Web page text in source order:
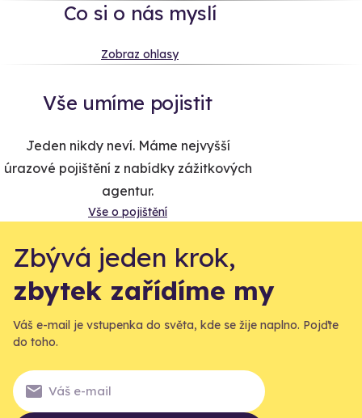
Co si o nás myslí
Zobraz ohlasy
Vše umíme pojistit
Jeden nikdy neví. Máme nejvyšší
úrazové pojištění z nabídky zážitkových
agentur.
Vše o pojištění
Zbývá jeden krok,
zbytek zařídíme my
Váš e-mail je vstupenka do světa, kde se žije naplno. Pojďte
do toho.